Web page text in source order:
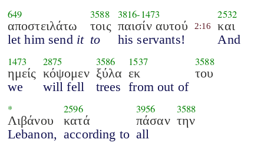
649
αποστειλάτω
let him send it
3588
τοις
to
3816-1473
παισίν αυτού
his servants!
2:16
2532
και
And
1473
ημείς
we
2875
κόψομεν
will fell
3586
ξύλα
trees
1537
εκ
from out of
3588
του
*
Λιβάνου
Lebanon,
2596
κατά
according to
3956
πάσαν
all
3588
την